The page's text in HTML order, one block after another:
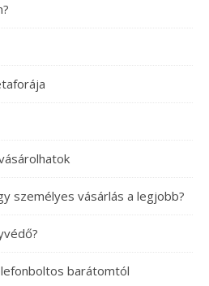
személyes vásárlás a legjobb?
barátomtól